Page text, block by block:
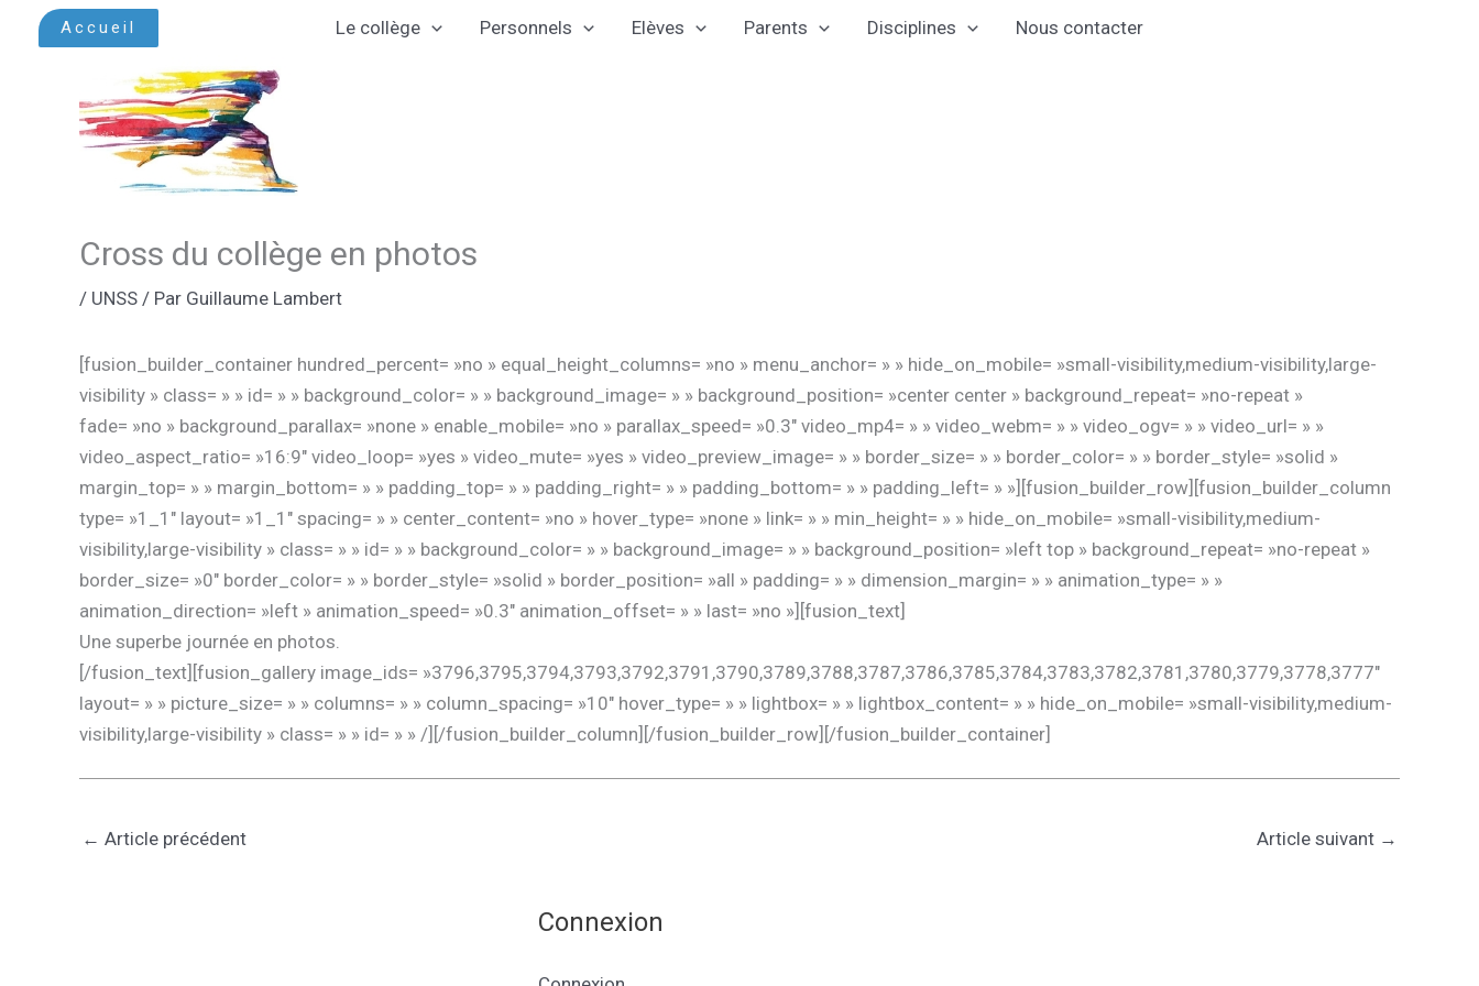
Accueil Le collège Personnels Elèves Parents Disciplines Nous contacter
Cross du collège en photos
/ UNSS / Par Guillaume Lambert
[fusion_builder_container hundred_percent= »no » equal_height_columns= »no » menu_anchor= » » hide_on_mobile= »small-visibility,medium-visibility,large-
visibility » class= » » id= » » background_color= » » background_image= » » background_position= »center center » background_repeat= »no-repeat »
fade= »no » background_parallax= »none » enable_mobile= »no » parallax_speed= »0.3″ video_mp4= » » video_webm= » » video_ogv= » » video_url= » »
video_aspect_ratio= »16:9″ video_loop= »yes » video_mute= »yes » video_preview_image= » » border_size= » » border_color= » » border_style= »solid »
margin_top= » » margin_bottom= » » padding_top= » » padding_right= » » padding_bottom= » » padding_left= » »][fusion_builder_row][fusion_builder_column
type= »1_1″ layout= »1_1″ spacing= » » center_content= »no » hover_type= »none » link= » » min_height= » » hide_on_mobile= »small-visibility,medium-
visibility,large-visibility » class= » » id= » » background_color= » » background_image= » » background_position= »left top » background_repeat= »no-repeat »
border_size= »0″ border_color= » » border_style= »solid » border_position= »all » padding= » » dimension_margin= » » animation_type= » »
animation_direction= »left » animation_speed= »0.3″ animation_offset= » » last= »no »][fusion_text]
Une superbe journée en photos.
[/fusion_text][fusion_gallery image_ids= »3796,3795,3794,3793,3792,3791,3790,3789,3788,3787,3786,3785,3784,3783,3782,3781,3780,3779,3778,3777″
layout= » » picture_size= » » columns= » » column_spacing= »10″ hover_type= » » lightbox= » » lightbox_content= » » hide_on_mobile= »small-visibility,medium-
visibility,large-visibility » class= » » id= » » /][/fusion_builder_column][/fusion_builder_row][/fusion_builder_container]
← Article précédent Article suivant →
Connexion